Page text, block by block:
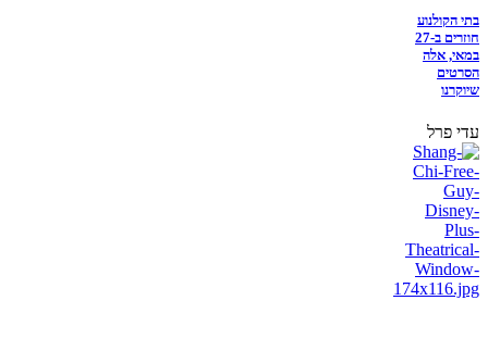
בתי הקולנוע
חוזרים ב-27
במאי, אלה
הסרטים
שיוקרנו
עדי פרל